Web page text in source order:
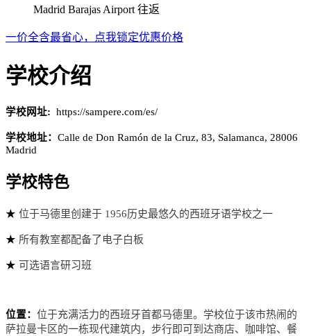
Madrid Barajas Airport 往返
一价全含最省心，点我锁定优惠价格
学校介绍
学校网址: https://sampere.com/es/
学校地址： Calle de Don Ramón de la Cruz, 83, Salamanca, 28006
Madrid
学校特色
★ 位于马德里创建于 1956历史最悠久的西班牙语学校之一
★ 所有教室都配备了电子白板
★ 可选语言研习班
位置： 位于充满活力的西班牙首都马德里。学校位于该市热闹的
萨拉曼卡区的一栋现代建筑内，步行即可到达商店、咖啡馆、餐